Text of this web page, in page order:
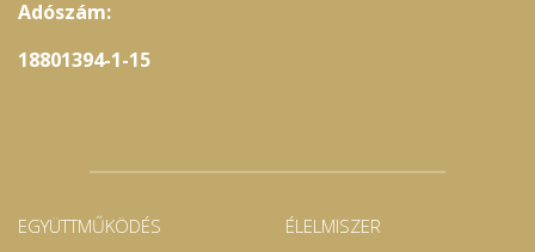
Adószám:
18801394-1-15
EGYÜTTMŰKÖDÉS
ÉLELMISZER